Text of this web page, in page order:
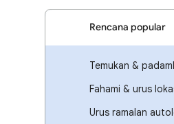
Rencana popular
Temukan &
Fahami & urus
Urus ramalan